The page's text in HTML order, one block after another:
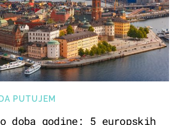
PUTUJEM
doba godine: 5 europskih